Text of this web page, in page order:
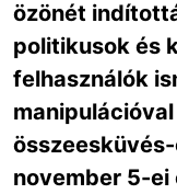
özönét
politikusok és
felhasználók
november 5-